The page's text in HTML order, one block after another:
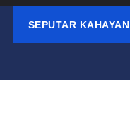
SEPUTAR KAHAYAN